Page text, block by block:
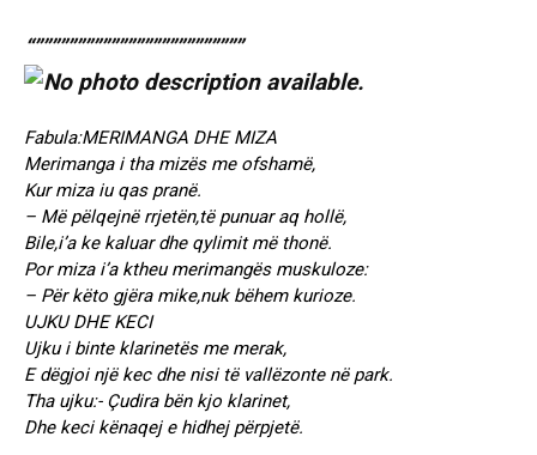
“”””””””””””””””””””””””””
Fabula:MERIMANGA DHE MIZA
Merimanga i tha mizës me ofshamë,
Kur miza iu qas pranë.
– Më pëlqejnë rrjetën,të punuar aq hollë,
Bile,i’a ke kaluar dhe qylimit më thonë.
Por miza i’a ktheu merimangës muskuloze:
– Për këto gjëra mike,nuk bëhem kurioze.
UJKU DHE KECI
Ujku i binte klarinetës me merak,
E dëgjoi një kec dhe nisi të vallëzonte në park.
Tha ujku:- Çudira bën kjo klarinet,
Dhe keci kënaqej e hidhej përpjetë.